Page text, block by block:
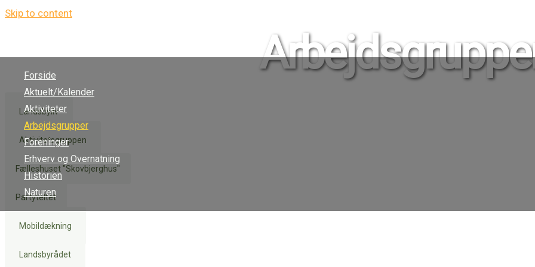
Skip to content
Forside
Aktuelt/Kalender
Aktiviteter
Arbejdsgrupper
Foreninger
Erhverv og Overnatning
Historien
Naturen
Landsbyliv
Aktivitetsgruppen
Fælleshuset "Skovbjerghus"
Partyteltet
Mobildækning
Landsbyrådet